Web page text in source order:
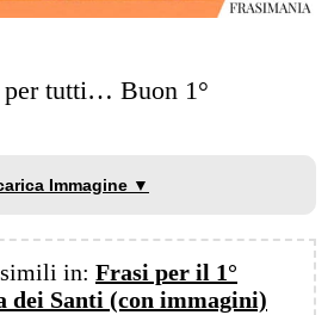
per tutti… Buon 1°
Immagine ▼
in: Frasi per il 1°
dei Santi (con immagini)